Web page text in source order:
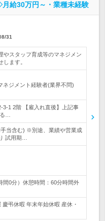
給30万円～・業種未経験
31
やスタッフ育成等のマネジメン
します。
ネジメント経験者(業界不問)
3-1 2階 【雇入れ直後】上記事
…
当含む) ※別途、業績や営業成
試用期…
間0分）休憩時間：60分時間外
弔休暇 年末年始休暇 産休・